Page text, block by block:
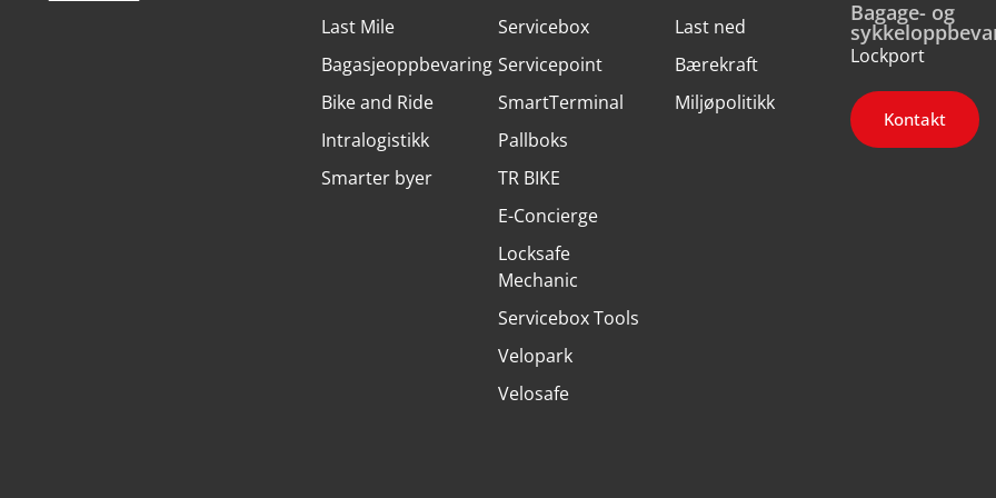
Last Mile
Bagasjeoppbevaring
Bike and Ride
Intralogistikk
Smarter byer
Servicebox
Servicepoint
SmartTerminal
Pallboks
TR BIKE
E-Concierge
Locksafe
Mechanic
Servicebox Tools
Velopark
Velosafe
Last ned
Bærekraft
Miljøpolitikk
Bagage- og
Lockport
Kontakt